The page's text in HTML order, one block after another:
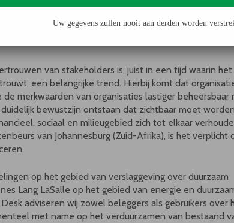
van een organisatie meer en beter te
van een bedrijf over duurzaam en
reageren op de milieustrategie en
van stakeholders is, juist in een tijd waarin
een belangrijke trend. Hierbij komt dat
merkwaarden van organisaties lastiger beheersbaar
bewustzijn ontstaan dat zichtbaar moet worden
sociaal en milieugebied zich tot elkaar
van Johannesburg (Zuid-Afrika), is het verplicht
op het gebied van verslaggeving over duurzaam
Lang LaSalle op het gebied van energie en
adviseren wij zowel beleggers als gebruikers over
met name op het verduurzamen van bestaand
Uw gegevens zullen nooit aan derden worden